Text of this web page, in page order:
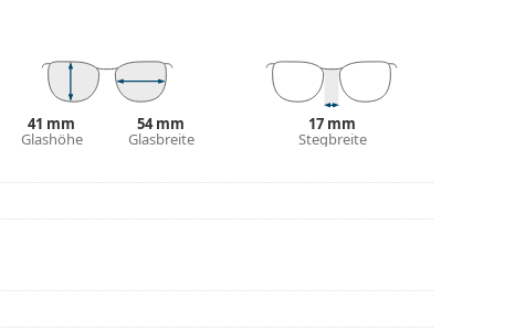
Etuis und sein Design können variieren.
von Brillen geeignet. Einige Modelle können mit
weitere Modelle zu finden, oder nutzen Sie
benötigen.
die Anleitung.
41 mm
Glashöhe
54 mm
Glasbreite
17 mm
Stegbreite